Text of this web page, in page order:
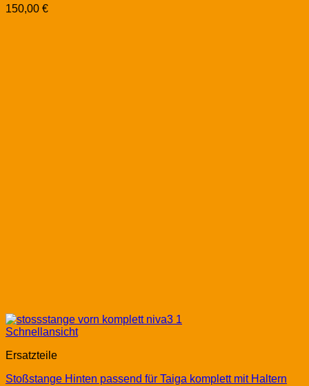
150,00 €
Schnellansicht
Ersatzteile
Stoßstange Hinten passend für Taiga komplett mit Haltern